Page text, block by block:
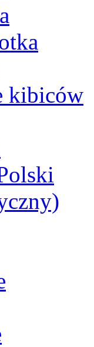
kibiców